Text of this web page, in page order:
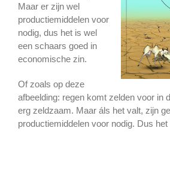
Maar er zijn wel
productiemiddelen voor
nodig, dus het is wel
een schaars goed in
economische zin.
Of zoals op deze
afbeelding: regen komt zelden voor in
erg zeldzaam. Maar áls het valt, zijn
productiemiddelen voor nodig. Dus